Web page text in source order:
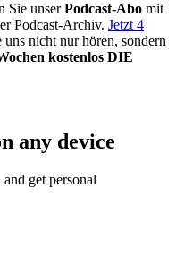
Sie unserPodcast-Abo mit
Podcast-Archiv. Jetzt 4
nicht nur hören, sondern
kostenlos DIE
any device
get personal